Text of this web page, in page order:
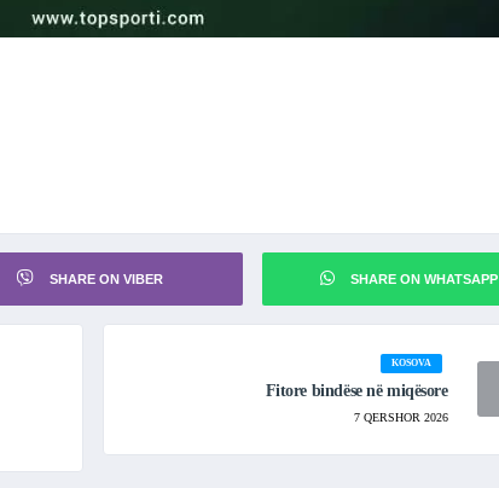
SHARE ON VIBER SHARE ON WHATSAPP
KOSOVA
Fitore bindëse në miqësore
7 QERSHOR 2026